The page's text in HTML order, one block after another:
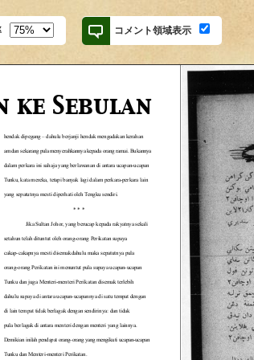
コメント領域表示